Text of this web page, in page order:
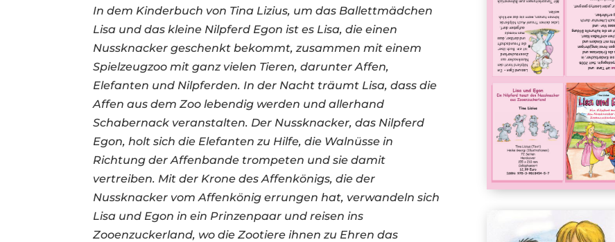
In dem Kinderbuch von Tina Lizius, um das Ballettmädchen
Lisa und das kleine Nilpferd Egon ist es Lisa, die einen
Nussknacker geschenkt bekommt, zusammen mit einem
Spielzeugzoo mit ganz vielen Tieren, darunter Affen,
Elefanten und Nilpferden. In der Nacht träumt Lisa, dass die
Affen aus dem Zoo lebendig werden und allerhand
Schabernack veranstalten. Der Nussknacker, das Nilpferd
Egon, holt sich die Elefanten zu Hilfe, die Walnüsse in
Richtung der Affenbande trompeten und sie damit
vertreiben. Mit der Krone des Affenkönigs, die der
Nussknacker vom Affenkönig errungen hat, verwandeln sich
Lisa und Egon in ein Prinzenpaar und reisen ins
Zooenzuckerland, wo die Zootiere ihnen zu Ehren das